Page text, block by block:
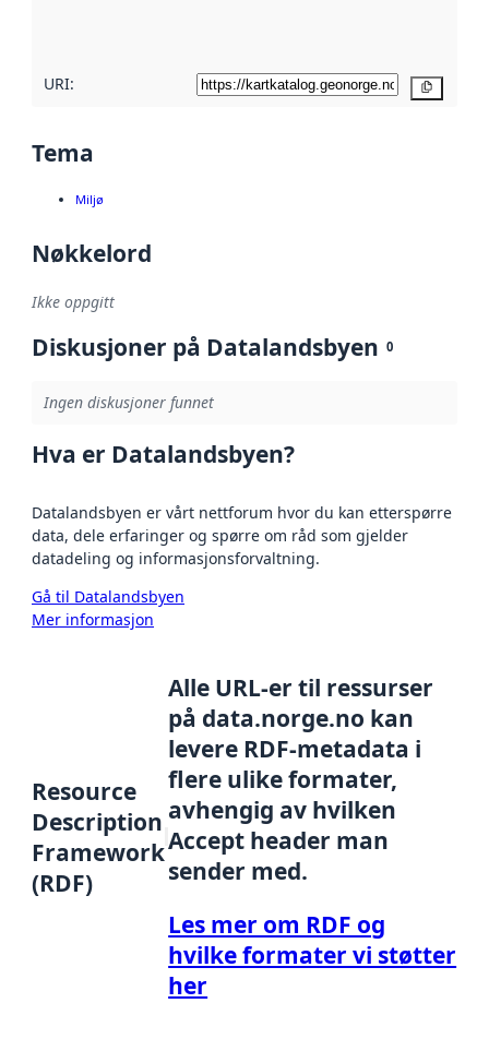
URI:
Tema
Miljø
Nøkkelord
Ikke oppgitt
Diskusjoner på Datalandsbyen 0
Ingen diskusjoner funnet
Hva er Datalandsbyen?
Datalandsbyen er vårt nettforum hvor du kan etterspørre
data, dele erfaringer og spørre om råd som gjelder
datadeling og informasjonsforvaltning.
Gå til Datalandsbyen
Mer informasjon
Resource
Description
Framework
(RDF)
Alle URL-er til ressurser
på data.norge.no kan
levere RDF-metadata i
flere ulike formater,
avhengig av hvilken
Accept header man
sender med.
Les mer om RDF og
hvilke formater vi støtter
her